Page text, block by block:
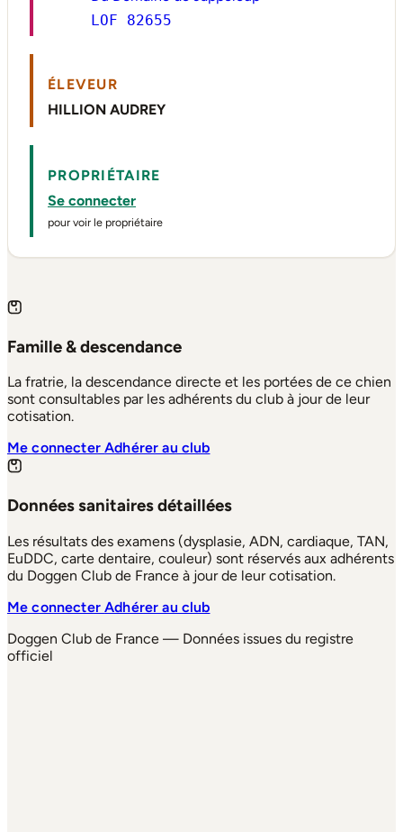
LOF 82655
ÉLEVEUR
HILLION AUDREY
PROPRIÉTAIRE
Se connecter
pour voir le propriétaire
Famille & descendance
La fratrie, la descendance directe et les portées de ce chien
sont consultables par les adhérents du club à jour de leur
cotisation.
Me connecterAdhérer au club
Données sanitaires détaillées
Les résultats des examens (dysplasie, ADN, cardiaque, TAN,
EuDDC, carte dentaire, couleur) sont réservés aux adhérents
du Doggen Club de France à jour de leur cotisation.
Me connecterAdhérer au club
Doggen Club de France — Données issues du registre
officiel